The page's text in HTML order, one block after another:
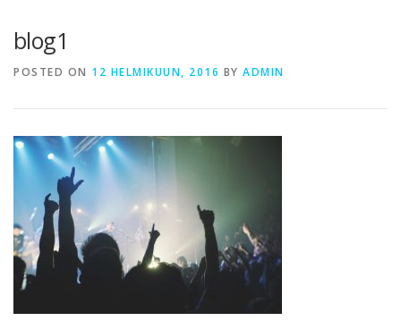
blog1
POSTED ON 12 HELMIKUUN, 2016 BY ADMIN